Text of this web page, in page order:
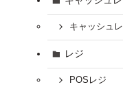
キャッシュ
レジ
POSレジ